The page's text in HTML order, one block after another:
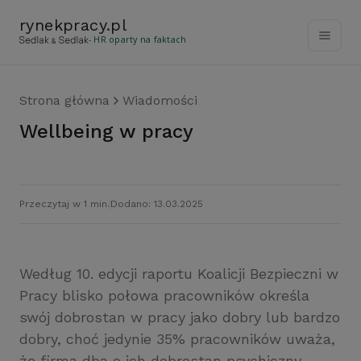
rynekpracy.pl
- HR oparty na faktach
Strona główna Wiadomości
Wellbeing w pracy
Przeczytaj w 1 min. Dodano: 13.03.2025
Według 10. edycji raportu Koalicji Bezpieczni w
Pracy blisko połowa pracowników określa
swój dobrostan w pracy jako dobry lub bardzo
dobry, choć jedynie 35% pracowników uważa,